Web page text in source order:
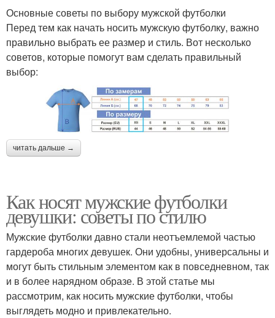
Основные советы по выбору мужской футболки
Перед тем как начать носить мужскую футболку, важно
правильно выбрать ее размер и стиль. Вот несколько
советов, которые помогут вам сделать правильный
выбор:
читать дальше →
Как носят мужские футболки
девушки: советы по стилю
Мужские футболки давно стали неотъемлемой частью
гардероба многих девушек. Они удобны, универсальны и
могут быть стильным элементом как в повседневном, так
и в более нарядном образе. В этой статье мы
рассмотрим, как носить мужские футболки, чтобы
выглядеть модно и привлекательно.